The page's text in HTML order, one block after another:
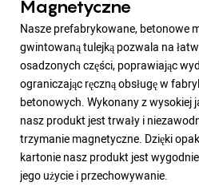
Magnetyczne
Nasze prefabrykowane, betonowe
gwintowaną tulejką pozwala na
osadzonych części, poprawiając
ograniczając ręczną obsługę w
betonowych. Wykonany z wysokiej
nasz produkt jest trwały i
trzymanie magnetyczne. Dzięki
kartonie nasz produkt jest
jego użycie i przechowywanie.